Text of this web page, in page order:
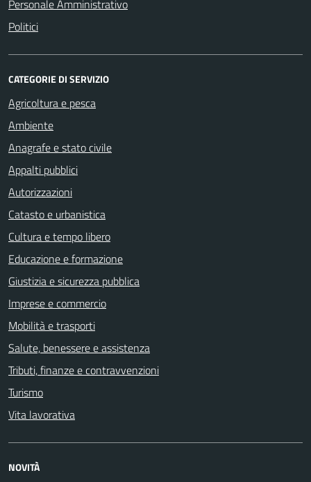
Personale Amministrativo
Politici
CATEGORIE DI SERVIZIO
Agricoltura e pesca
Ambiente
Anagrafe e stato civile
Appalti pubblici
Autorizzazioni
Catasto e urbanistica
Cultura e tempo libero
Educazione e formazione
Giustizia e sicurezza pubblica
Imprese e commercio
Mobilità e trasporti
Salute, benessere e assistenza
Tributi, finanze e contravvenzioni
Turismo
Vita lavorativa
NOVITÀ